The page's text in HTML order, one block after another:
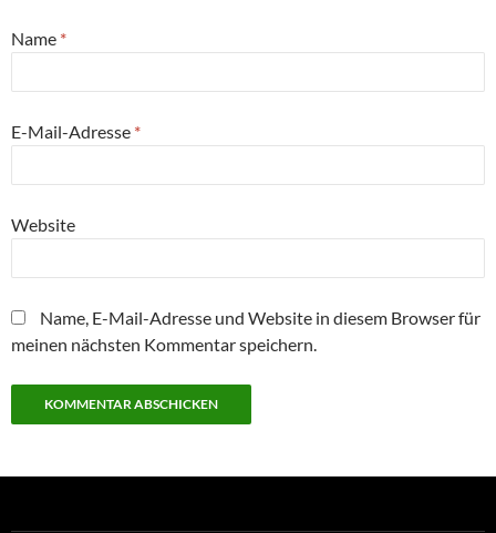
Name *
E-Mail-Adresse *
Website
Name, E-Mail-Adresse und Website in diesem Browser für
meinen nächsten Kommentar speichern.